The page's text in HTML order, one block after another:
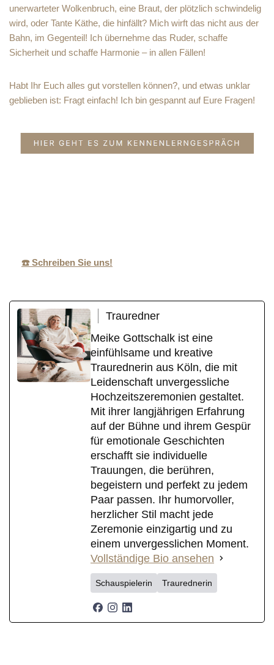
unerwarteter Wolkenbruch, eine Braut, der plötzlich schwindelig
wird, oder Tante Käthe, die hinfällt? Mich wirft das nicht aus der
Bahn, im Gegenteil! Ich übernehme das Ruder, schaffe
Sicherheit und schaffe Harmonie – in allen Fällen!
Habt Ihr Euch alles gut vorstellen können?, und etwas unklar
geblieben ist: Fragt einfach! Ich bin gespannt auf Eure Fragen!
☎️ Schreiben Sie uns!
Trauredner
Meike Gottschalk ist eine
einfühlsame und kreative
Traurednerin aus Köln, die mit
Leidenschaft unvergessliche
Hochzeitszeremonien gestaltet.
Mit ihrer langjährigen Erfahrung
auf der Bühne und ihrem Gespür
für emotionale Geschichten
erschafft sie individuelle
Trauungen, die berühren,
begeistern und perfekt zu jedem
Paar passen. Ihr humorvoller,
herzlicher Stil macht jede
Zeremonie einzigartig und zu
einem unvergesslichen Moment.
Vollständige Bio ansehen
Schauspielerin Traurednerin